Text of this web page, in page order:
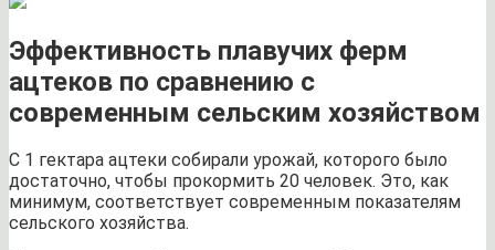
Эффективность плавучих ферм
ацтеков по сравнению с
современным сельским хозяйством
С 1 гектара ацтеки собирали урожай, которого было
достаточно, чтобы прокормить 20 человек. Это, как
минимум, соответствует современным показателям
сельского хозяйства.